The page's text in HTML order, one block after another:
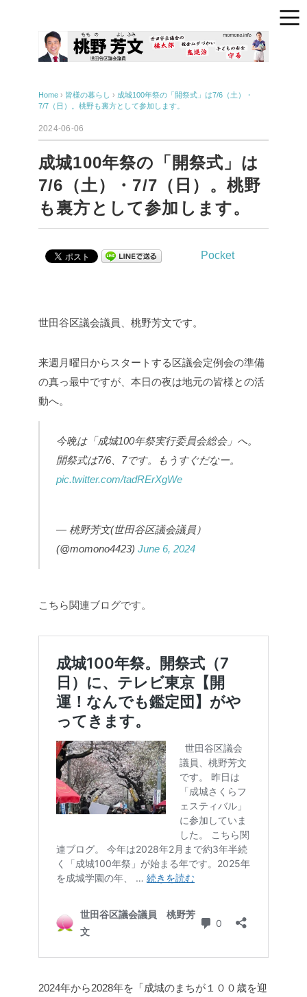
Home › 皆様の暮らし › 成城100年祭の「開祭式」は7/6（土）・
7/7（日）。桃野も裏方として参加します。
2024-06-06
成城100年祭の「開祭式」は
7/6（土）・7/7（日）。桃野
も裏方として参加します。
Pocket
世田谷区議会議員、桃野芳文です。
来週月曜日からスタートする区議会定例会の準備
の真っ最中ですが、本日の夜は地元の皆様との活
動へ。
今晩は「成城100年祭実行委員会総会」へ。
開祭式は7/6、7です。もうすぐだなー。
pic.twitter.com/tadRErXgWe
— 桃野芳文(世田谷区議会議員）
(@momono4423) June 6, 2024
こちら関連ブログです。
2024年から2028年を「成城のまちが１００歳を迎